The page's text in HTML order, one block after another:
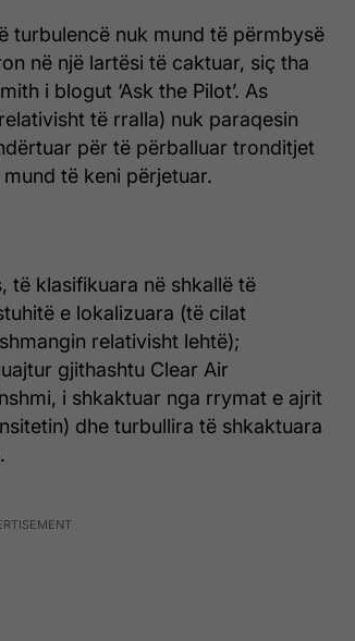
turbulencë nuk mund të përmbysë
në një lartësi të caktuar, siç tha
i blogut ‘Ask the Pilot’. As
të rralla) nuk paraqesin
për të përballuar tronditjet
të keni përjetuar.
të klasifikuara në shkallë të
e lokalizuara (të cilat
relativisht lehtë);
gjithashtu Clear Air
i shkaktuar nga rrymat e ajrit
dhe turbullira të shkaktuara